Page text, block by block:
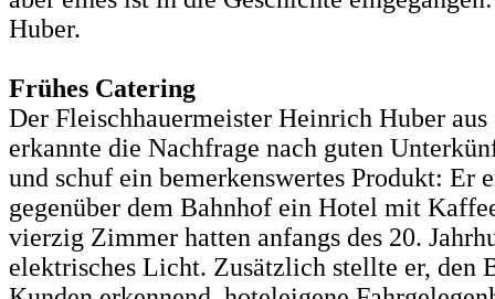
Huber.
Frühes Catering
Der Fleischhauermeister Heinrich Huber aus
erkannte die Nachfrage nach guten
und schuf ein bemerkenswertes Produkt: Er
gegenüber dem Bahnhof ein Hotel mit
vierzig Zimmer hatten anfangs des 20.
elektrisches Licht. Zusätzlich stellte er, den